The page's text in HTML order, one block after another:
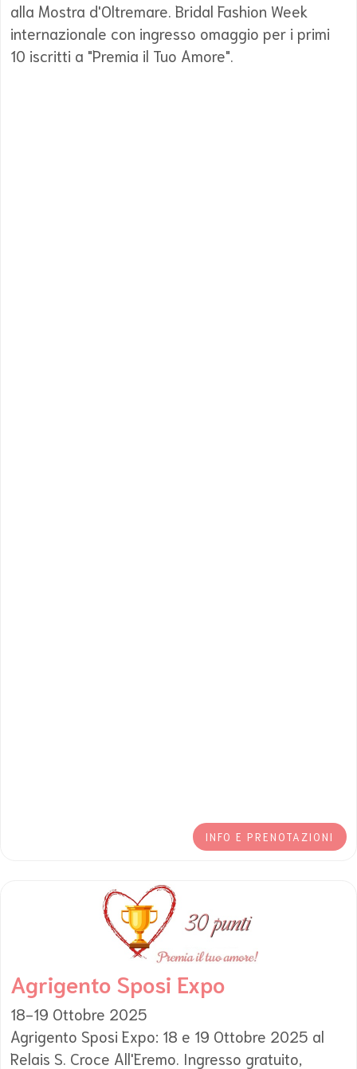
alla Mostra d'Oltremare. Bridal Fashion Week
internazionale con ingresso omaggio per i primi
10 iscritti a "Premia il Tuo Amore".
INFO E PRENOTAZIONI
Agrigento Sposi Expo
18-19 Ottobre 2025
Agrigento Sposi Expo: 18 e 19 Ottobre 2025 al
Relais S. Croce All'Eremo. Ingresso gratuito,